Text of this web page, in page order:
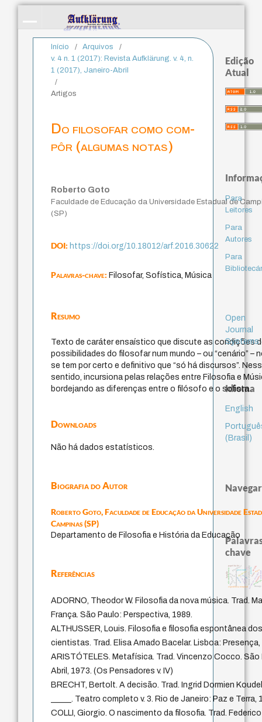
Início / Arquivos
/
v. 4 n. 1 (2017): Revista Aufklärung. v. 4, n.
1 (2017), Janeiro-Abril
/
Artigos
Do filosofar como com-
pôr (algumas notas)
Roberto Goto
Faculdade de Educação da Universidade Estadual de
(SP)
DOI:https://doi.org/10.18012/arf.2016.30622
Palavras-chave:Filosofar, Sofística, Música
Resumo
Texto de caráter ensaístico que discute as condições
possibilidades do filosofar num mundo – ou “cenário” –
se tem por certo e definitivo que “só há discursos”.
sentido, incursiona pelas relações entre Filosofia e
bordejando as diferenças entre o filósofo e o sofista.
Downloads
Não há dados estatísticos.
Biografia do Autor
Roberto Goto,Faculdade de Educação da Universidade
Campinas (SP)
Departamento de Filosofia e História da Educação
Referências
ADORNO, Theodor W. Filosofia da nova música. Trad.
França. São Paulo: Perspectiva, 1989.
ALTHUSSER, Louis. Filosofia e filosofia espontânea
cientistas. Trad. Elisa Amado Bacelar. Lisboa: Presença,
ARISTÓTELES. Metafísica. Trad. Vincenzo Cocco. São
Abril, 1973. (Os Pensadores v. IV)
BRECHT, Bertolt. A decisão. Trad. Ingrid Dormien
_____. Teatro completo v. 3. Rio de Janeiro: Paz e Terra,
COLLI, Giorgio. O nascimento da filosofia. Trad. Federico
Edição
Atual
Para
Leitores
Para
Autores
Para
Open
Journal
Systems
Idioma
English
(Brasil)
Navegar
chave
fundamentalismo jacobi
protágoras
experiência temporal metafísica do tempo
género
idade
intolerância history of philosophy
j.c.m. neto
palavra perdón
leyes
violencia
guayaquil logos
pedagogia
lei
desejo
papel da lei
não maleficência
bataille
mind
therapy
animais
realidad